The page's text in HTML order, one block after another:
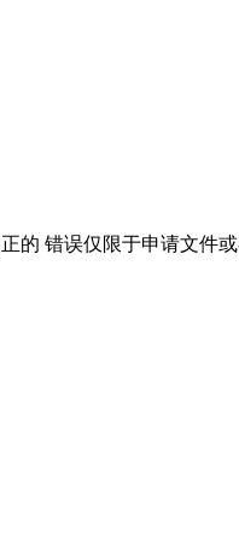
错误仅限于申请文件